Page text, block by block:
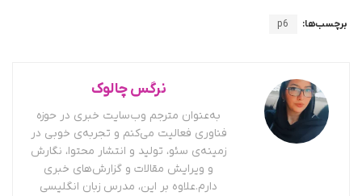
برچسب‌ها: p6
نرگس چالوک
به‌عنوان مترجم وب‌سایت خبری در حوزه
فناوری فعالیت می‌کنم و تجربه‌ی خوبی در
زمینه‌ی سئو، تولید و انتشار محتوا، نگارش
و ویرایش مقالات و گزارش‌های خبری
دارم.علاوه بر این، مدرس زبان انگلیسی